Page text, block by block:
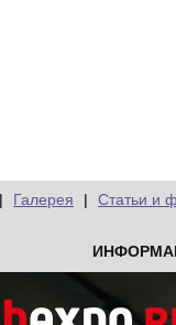
| Галерея | Статьи и